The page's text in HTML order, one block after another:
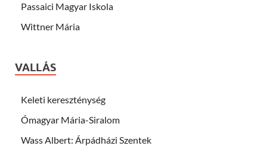
Passaici Magyar Iskola
Wittner Mária
VALLÁS
Keleti kereszténység
Ómagyar Mária-Siralom
Wass Albert: Árpádházi Szentek